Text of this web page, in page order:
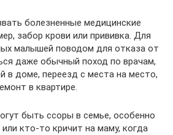
болезненные медицинские
забор крови или прививка. Для
малышей поводом для отказа от
даже обычный поход по врачам,
в доме, переезд с места на место,
в квартире.
быть ссоры в семье, особенно
кто-то кричит на маму, когда